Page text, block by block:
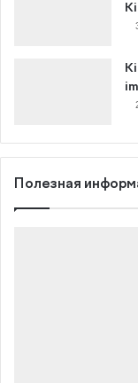
Полезная